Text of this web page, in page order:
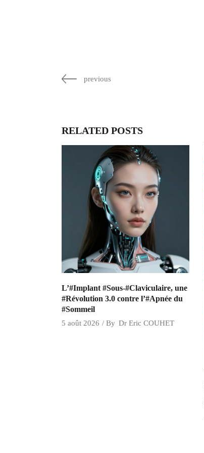
previous
RELATED POSTS
L’#Implant #Sous-#Claviculaire, une
#Révolution 3.0 contre l’#Apnée du
#Sommeil
5 août 2026 By Dr Eric COUHET